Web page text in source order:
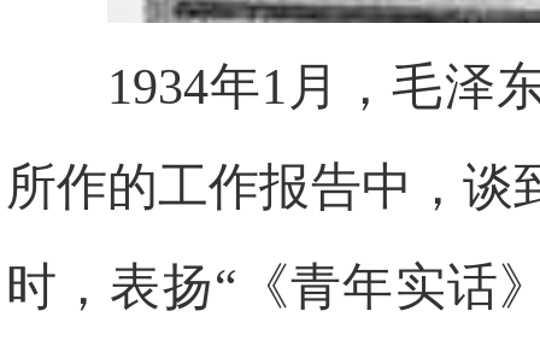
1934年1月，毛泽
所作的工作报告中，谈
时，表扬“《青年实话